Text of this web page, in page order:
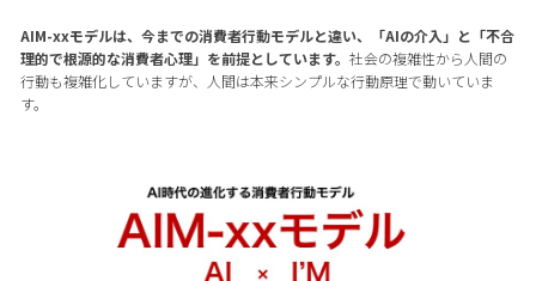
AIM-xxモデルは、今までの消費者行動モデルと違い、「AIの介入」と「不合
理的で根源的な消費者心理」を前提としています。 社会の複雑性から人間の
行動も複雑化していますが、人間は本来シンプルな行動原理で動いていま
す。